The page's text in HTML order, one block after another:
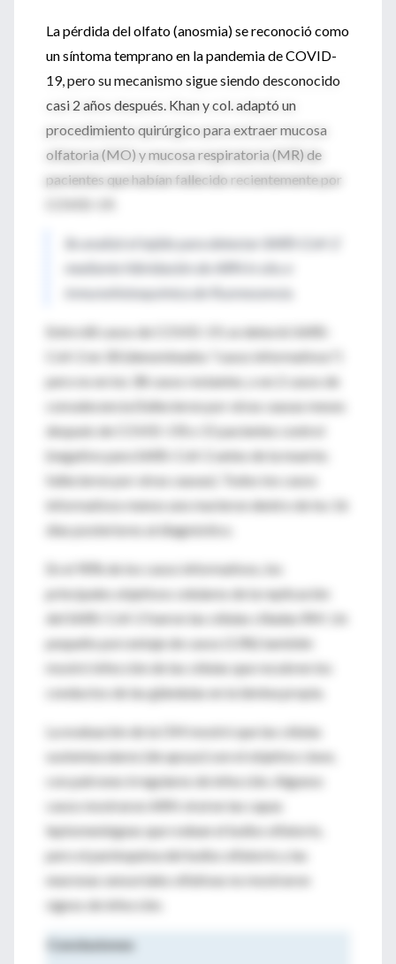
La pérdida del olfato (anosmia) se reconoció como
un síntoma temprano en la pandemia de COVID-
19, pero su mecanismo sigue siendo desconocido
casi 2 años después. Khan y col. adaptó un
procedimiento quirúrgico para extraer mucosa
olfatoria (MO) y mucosa respiratoria (MR) de
pacientes que habían fallecido recientemente por
Se analizó el tejido para detectar SARS-CoV-2
mediante hibridación de ARN in situ e
inmunohistoquímica de fluorescencia.
Entre 68 casos de COVID-19, se detectó SARS-
CoV-2 en 30 (denominados "casos informativos")
pero no en los 38 casos restantes, o en 2 casos de
convalecencia (fallecieron por otras causas meses
después de COVID-19) o 15 pacientes control
(negativo para SARS-CoV-2 antes de la muerte;
fallecieron por otras causas). Todos los casos
informativos menos uno murieron dentro de los 16
días posteriores al diagnóstico.
En el 90% de los casos informativos, los
principales objetivos celulares de la replicación
del SARS-CoV-2 fueron las células ciliadas RM. Un
pequeño porcentaje de casos (13%) también
mostró infección de las células que recubren los
conductos de las glándulas en la lámina propia.
La evaluación de la OM mostró que las células
sustentaculares (de apoyo) son el objetivo clave,
con patrones irregulares de infección. Algunos
casos mostraron ARN viral en las capas
leptomeníngeas que rodean el bulbo olfatorio,
pero el parénquima del bulbo olfatorio y las
neuronas sensoriales olfativas no mostraron
signos de infección.
Conclusiones